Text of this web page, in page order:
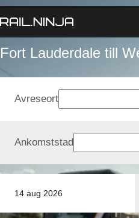
Fort Lauderdale till
14 aug 2026
Avreseort
Ankomststad